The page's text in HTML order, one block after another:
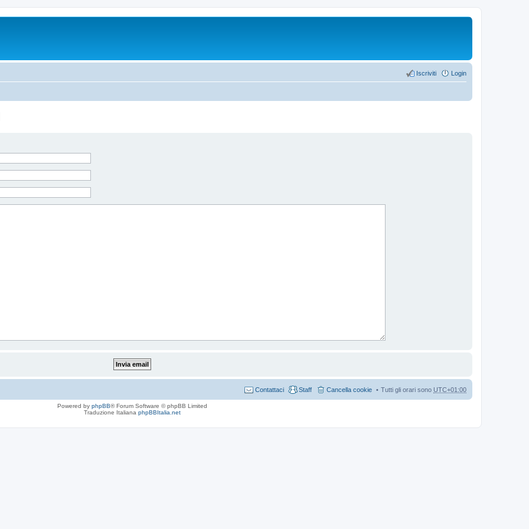
Login
Iscriviti
Tutti gli orari sono UTC+01:00
Cancella cookie
Staff
Contattaci
Powered by phpBB® Forum Software © phpBB Limited
Traduzione Italiana phpBBItalia.net